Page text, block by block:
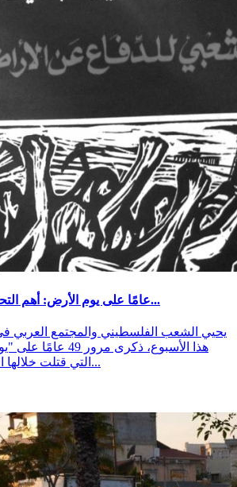
49 عامًا على يوم الأرض: أهم التحديات بقضايا الأرض...
يحيي الشعب الفلسطيني والمجتمع العربي
التي قتلت خلالها القوات الاسرائيلية ستة...